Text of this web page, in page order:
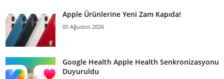
Apple Ürünlerine Yeni Zam Kapıda!
05 Ağustos 2026
Google Health Apple Health Senkronizasyonu
Duyuruldu